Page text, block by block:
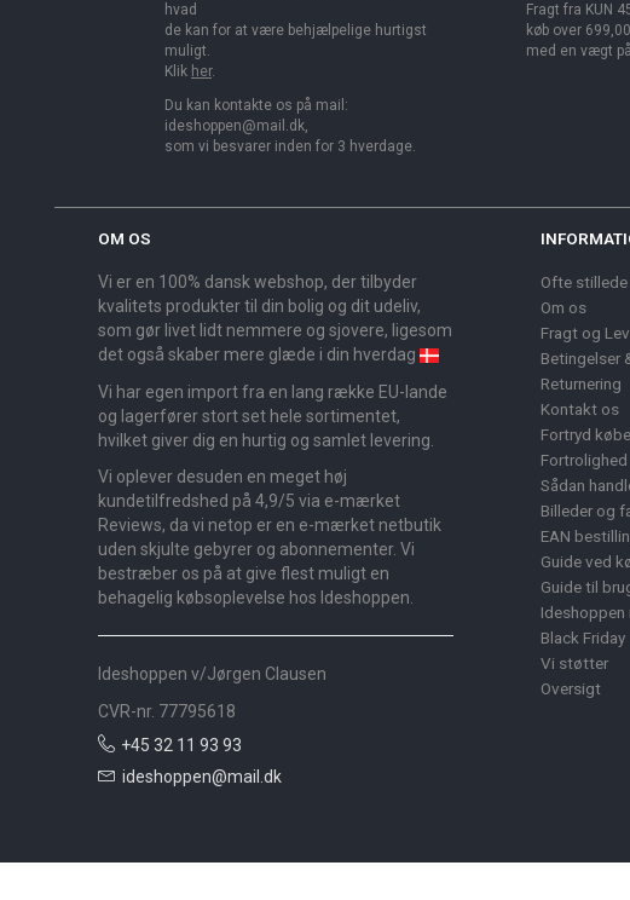
hvad
de kan for at være behjælpelige hurtigst
muligt.
Klik her.
Du kan kontakte os på mail:
ideshoppen@mail.dk,
som vi besvarer inden for 3 hverdage.
Fragt fra KUN
køb over
med en vægt
OM OS
Vi er en 100% dansk webshop, der tilbyder
kvalitets produkter til din bolig og dit udeliv,
som gør livet lidt nemmere og sjovere, ligesom
det også skaber mere glæde i din hverdag
Vi har egen import fra en lang række EU-lande
og lagerfører stort set hele sortimentet,
hvilket giver dig en hurtig og samlet levering.
Vi oplever desuden en meget høj
kundetilfredshed på 4,9/5 via e-mærket
Reviews, da vi netop er en e-mærket netbutik
uden skjulte gebyrer og abonnementer. Vi
bestræber os på at give flest muligt en
behagelig købsoplevelse hos Ideshoppen.
Ideshoppen v/Jørgen Clausen
CVR-nr. 77795618
+45 32 11 93 93
ideshoppen@mail.dk
Ofte
Om os
Fragt og
Betingelser
Returnering
Kontakt os
Fortryd
Fortrolighed
Sådan
Billeder og
EAN
Guide ved
Guide til
Black Friday
Vi støtter
Oversigt